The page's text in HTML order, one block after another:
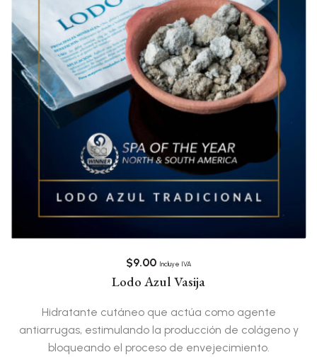
$9.00 Incluye IVA
Lodo Azul Vasija
Hidratante cutáneo que actúa como agente
antiarrugas, estimulando la producción de colágeno y
bloqueando el proceso de envejecimiento.